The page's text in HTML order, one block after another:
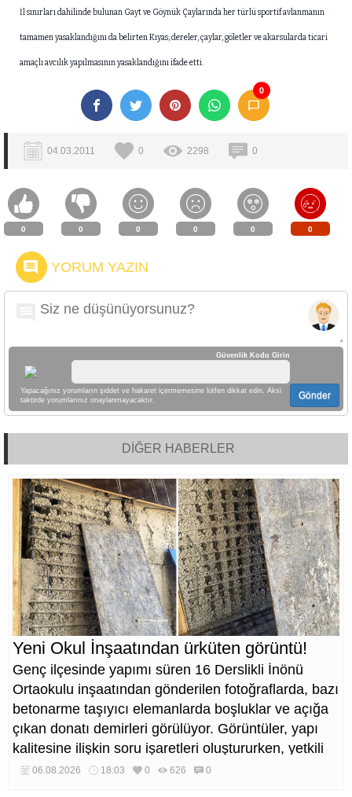
İl sınırları dahilinde bulunan Gayt ve Göynük Çaylarında her türlü sportif avlanmanın
tamamen yasaklandığını da belirten Kıyas; dereler, çaylar, göletler ve akarsularda ticari
amaçlı avcılık yapılmasının yasaklandığını ifade etti.
0
04.03.2011 0 2298 0
0 0 0 0 0 0
YORUM YAZIN
Güvenlik Kodu Girin
Yapacağınız yorumların şiddet ve hakaret içermemesine lütfen dikkat edin. Aksi
taktirde yorumlarınız onaylanmayacaktır.
Gönder
DİĞER HABERLER
Yeni Okul İnşaatından ürküten görüntü!
Genç ilçesinde yapımı süren 16 Derslikli İnönü
Ortaokulu inşaatından gönderilen fotoğraflarda, bazı
betonarme taşıyıcı elemanlarda boşluklar ve açığa
çıkan donatı demirleri görülüyor. Görüntüler, yapı
kalitesine ilişkin soru işaretleri oluştururken, yetkili
kurumların teknik inceleme yapması çağrısı yapıldı.
06.08.2026 18:03 0 626 0